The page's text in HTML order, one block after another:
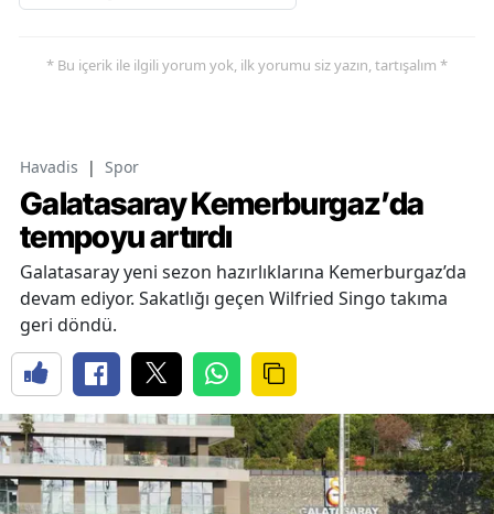
* Bu içerik ile ilgili yorum yok, ilk yorumu siz yazın, tartışalım *
Havadis | Spor
Galatasaray Kemerburgaz’da
tempoyu artırdı
Galatasaray yeni sezon hazırlıklarına Kemerburgaz’da
devam ediyor. Sakatlığı geçen Wilfried Singo takıma
geri döndü.